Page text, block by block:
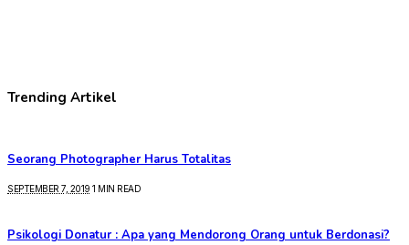
Trending Artikel
Seorang Photographer Harus Totalitas
SEPTEMBER 7, 2019 1 MIN READ
Psikologi Donatur : Apa yang Mendorong Orang untuk Berdonasi?